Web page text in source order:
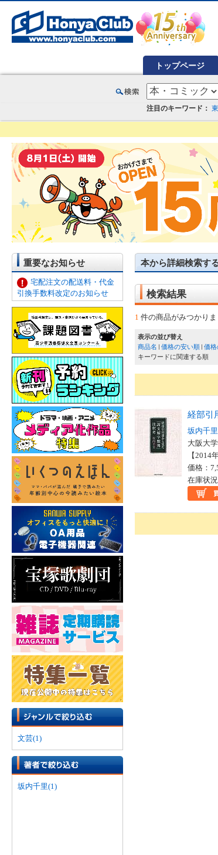
トップページ
注目のキーワード：
重要なお知らせ
宅配注文の配送料・代金
引換手数料改定のお知らせ
文芸(1)
坂内千里(1)
本から詳細検索す
検索結果
1 件の商品がみつかりま
表示の並び替え
商品名
価格の安い順 価格
キーワードに関連する順
経部引
坂内千里
大阪大
【
価格：
在庫状